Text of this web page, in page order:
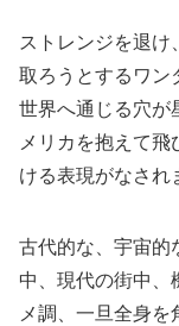
ストレンジを退け
取ろうとするワン
世界へ通じる穴が
メリカを抱えて
ける表現がなされ
古代的な、宇宙的
中、現代の街中、
メ調、一旦全身